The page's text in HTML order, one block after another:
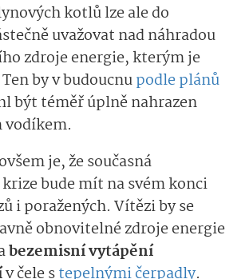
kotlů lze ale do
uvažovat nad náhradou
zdroje energie, kterým je
by v budoucnupodle plánů
být téměř úplně nahrazen
vodíkem.
je, že současná
bude mít na svém konci
i poražených. Vítězi by se
obnovitelné zdroje energie
bezemisní vytápění
v čele stepelnými čerpadly.